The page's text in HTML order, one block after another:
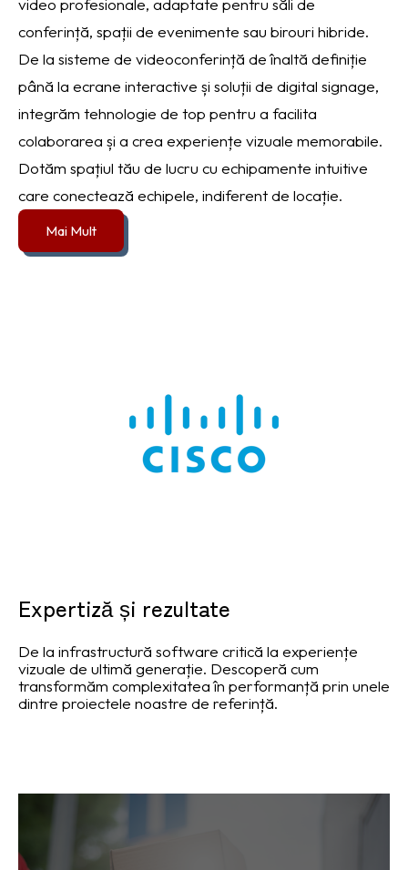
video profesionale, adaptate pentru săli de
conferință, spații de evenimente sau birouri hibride.
De la sisteme de videoconferință de înaltă definiție
până la ecrane interactive și soluții de digital signage,
integrăm tehnologie de top pentru a facilita
colaborarea și a crea experiențe vizuale memorabile.
Dotăm spațiul tău de lucru cu echipamente intuitive
care conectează echipele, indiferent de locație.
Mai Mult
Expertiză și rezultate
De la infrastructură software critică la experiențe
vizuale de ultimă generație. Descoperă cum
transformăm complexitatea în performanță prin unele
dintre proiectele noastre de referință.